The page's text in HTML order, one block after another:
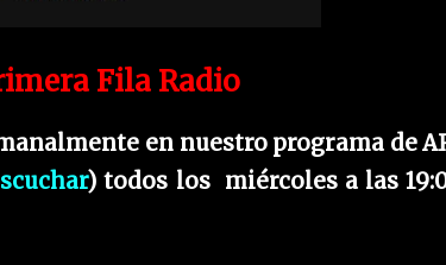
Fila Radio
en nuestro programa de
) todos los miércoles a las